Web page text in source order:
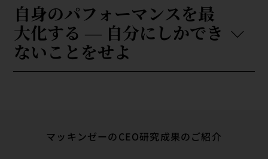
自身のパフォーマンスを最
大化する ― 自分にしかでき
ないことをせよ
マッキンゼーのCEO研究成果のご紹介